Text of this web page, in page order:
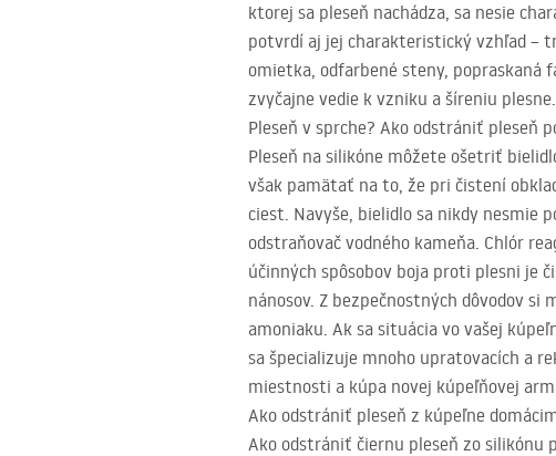
ktorej sa pleseň nachádza, sa nesie
potvrdí aj jej charakteristický vzhľad –
omietka, odfarbené steny, popraskaná
zvyčajne vedie k vzniku a šíreniu plesne.
Pleseň v sprche? Ako odstrániť pleseň
Pleseň na silikóne môžete ošetriť
však pamätať na to, že pri čistení
ciest. Navyše, bielidlo sa nikdy nesmie
odstraňovač vodného kameňa. Chlór
účinných spôsobov boja proti plesni je
nánosov. Z bezpečnostných dôvodov
amoniaku. Ak sa situácia vo vašej
sa špecializuje mnoho upratovacích a
miestnosti a kúpa novej kúpeľňovej
Ako odstrániť pleseň z kúpeľne
Ako odstrániť čiernu pleseň zo silikónu